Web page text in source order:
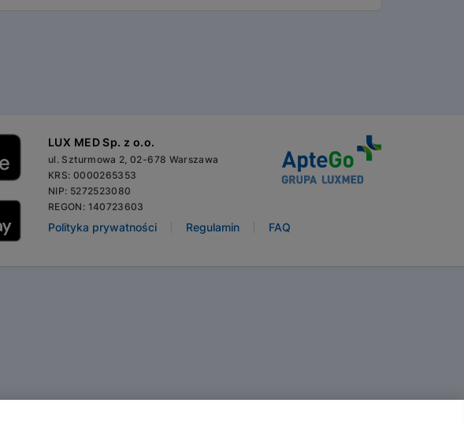
LUX MED Sp. z o.o.
ul. Szturmowa 2, 02-678 Warszawa
KRS: 0000265353
NIP: 5272523080
REGON: 140723603
Polityka prywatności Regulamin FAQ